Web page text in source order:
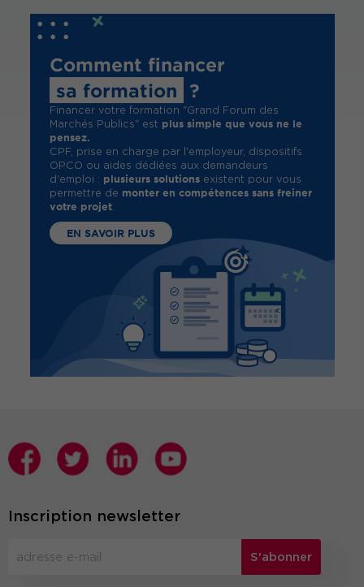
Comment financer
sa formation
?
Financer votre formation "Grand Forum des
Marchés Publics" est plus simple que vous ne le
pensez.
CPF, prise en charge par l'employeur, dispositifs
OPCO ou aides dédiées aux demandeurs
d'emploi : plusieurs solutionsexistent pour vous
permettre de monter en compétences sans freiner
votre projet.
EN SAVOIR PLUS
Inscription newsletter
S'abonner